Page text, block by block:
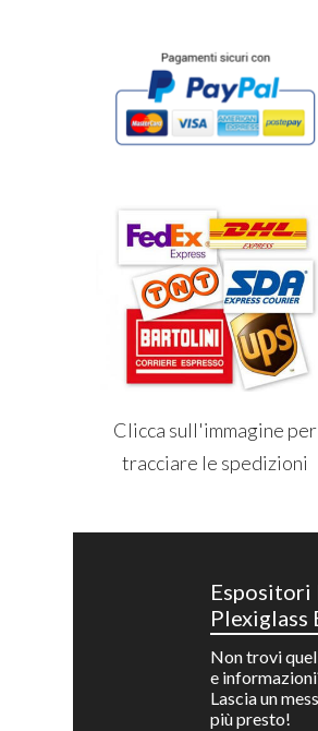
Clicca sull'immagine per
tracciare le spedizioni
Espositori
Plexiglass
Non trovi
e
Lascia un
più presto!